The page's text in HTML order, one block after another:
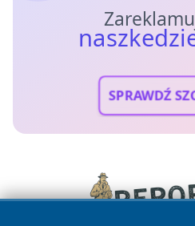
SPRAWDŹ